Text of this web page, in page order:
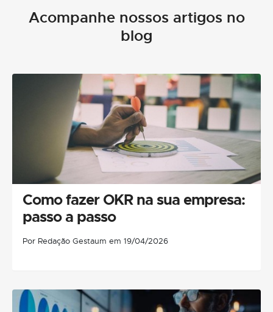
Acompanhe nossos artigos no
blog
Como fazer OKR na sua empresa:
passo a passo
Por Redação Gestaum em 19/04/2026